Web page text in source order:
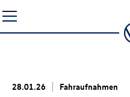
Seiteninhalt
springen
28.01.26 Fahraufnahmen